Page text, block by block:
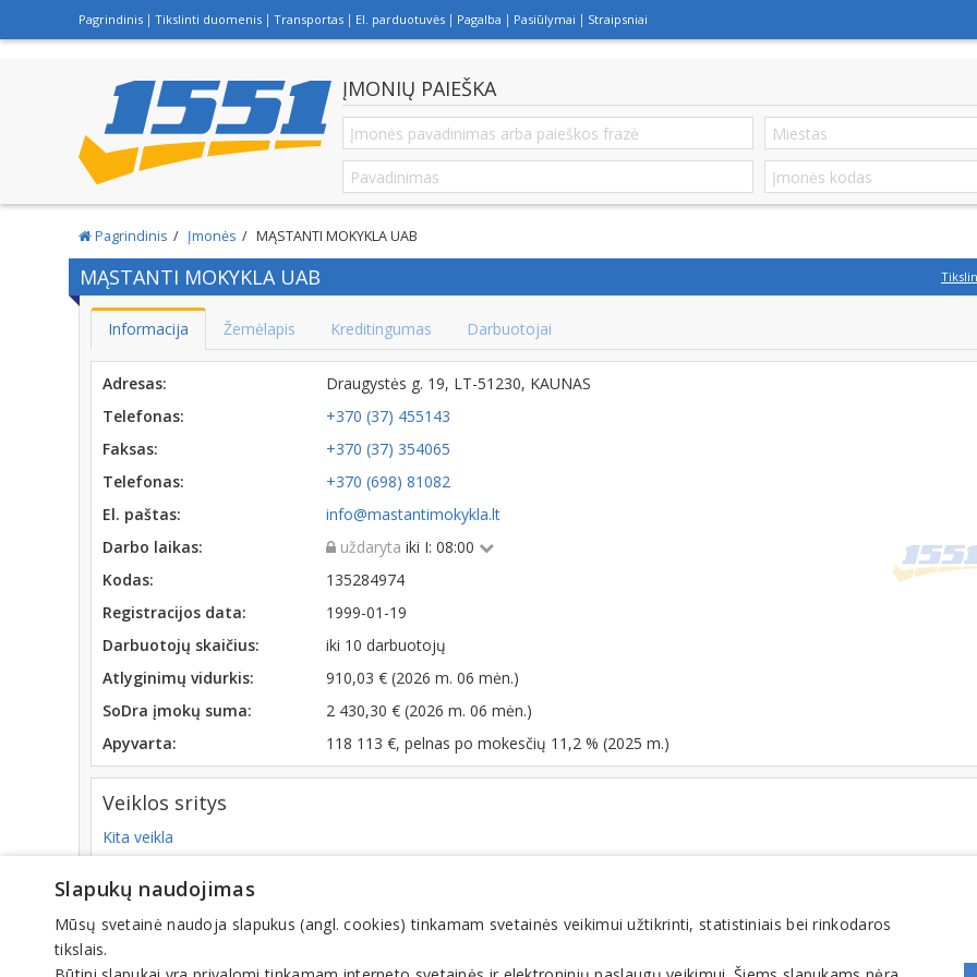
Pagrindinis Tikslinti duomenis Transportas El. parduotuvės Pagalba Pasiūlymai Straipsniai
ĮMONIŲ PAIEŠKA
Pagrindinis Įmonės MĄSTANTI MOKYKLA UAB
MĄSTANTI MOKYKLA UAB
Informacija Žemėlapis Kreditingumas Darbuotojai
Adresas:
Draugystės g. 19, LT-51230, KAUNAS
Telefonas:
+370 (37) 455143
Faksas:
+370 (37) 354065
Telefonas:
+370 (698) 81082
El. paštas:
info@mastantimokykla.lt
Darbo laikas:
uždaryta iki I: 08:00
Kodas:
135284974
Registracijos data:
1999-01-19
Darbuotojų skaičius:
iki 10 darbuotojų
Atlyginimų vidurkis:
910,03 € (2026 m. 06 mėn.)
SoDra įmokų suma:
2 430,30 € (2026 m. 06 mėn.)
Apyvarta:
118 113 €, pelnas po mokesčių 11,2 % (2025 m.)
Veiklos sritys
Kita veikla
© INFOMINTA, UAB. Visos teisės saugomos. Telefonas+370 6900 1551. El. paštas
Slapukų naudojimas
Mūsų svetainė naudoja slapukus (angl. cookies) tinkamam svetainės veikimui užtikrinti, statistiniais bei rinkodaros
tikslais.